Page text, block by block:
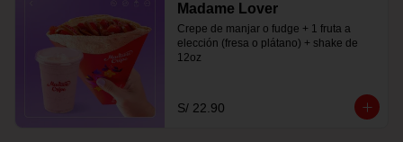
Madame Lover
Crepe de manjar o fudge + 1 fruta a
elección (fresa o plátano) + shake de
12oz
S/ 22.90